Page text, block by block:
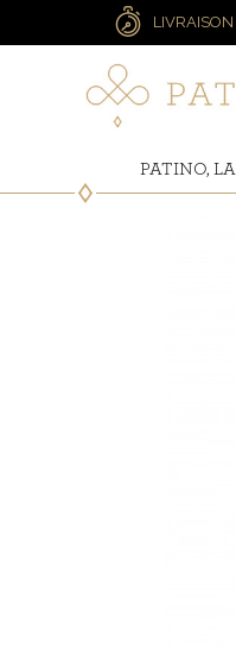
LIVRAISON
PATINO,